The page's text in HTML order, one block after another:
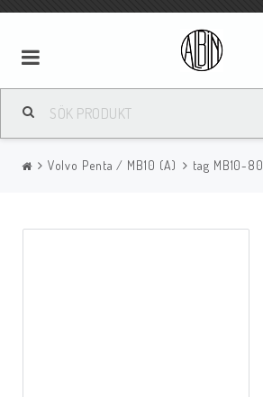
Volvo Penta / MB10 (A) tag MB10-